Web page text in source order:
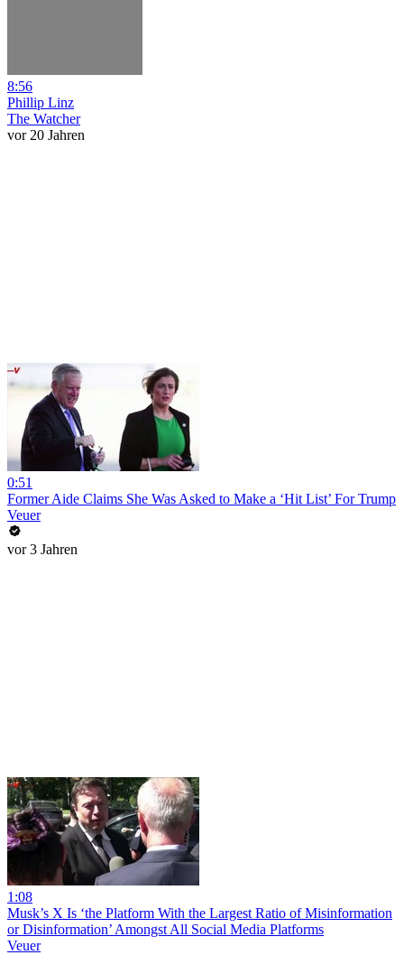
8:56
Phillip Linz
The Watcher
vor 20 Jahren
0:51
Former Aide Claims She Was Asked to Make a ‘Hit List’ For Trump
Veuer
vor 3 Jahren
1:08
Musk’s X Is ‘the Platform With the Largest Ratio of Misinformation
or Disinformation’ Amongst All Social Media Platforms
Veuer